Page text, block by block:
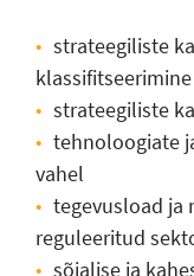
strateegiliste
klassifitseerimine
strateegiliste
tehnoloogiate
vahel
tegevusload ja
reguleeritud
sõjalise ja